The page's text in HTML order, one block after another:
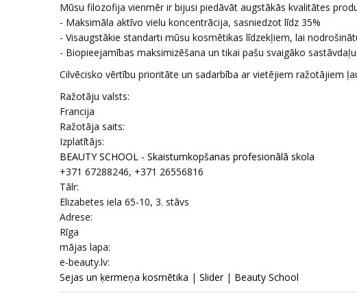
Mūsu filozofija vienmēr ir bijusi piedāvāt augstākās kvalitātes
- Maksimāla aktīvo vielu koncentrācija, sasniedzot līdz 35%
- Visaugstākie standarti mūsu kosmētikas līdzekļiem, lai
- Biopieejamības maksimizēšana un tikai pašu svaigāko
Cilvēcisko vērtību prioritāte un sadarbība ar vietējiem ražotājiem
Ražotāju valsts:
Francija
Ražotāja saits:
Izplatītājs:
BEAUTY SCHOOL - Skaistumkopšanas profesionālā skola
+371 67288246, +371 26556816
Tālr:
Elizabetes iela 65-10, 3. stāvs
Adrese:
Rīga
mājas lapa:
e-beauty.lv:
Sejas un ķermeņa kosmētika | Slider| Beauty School